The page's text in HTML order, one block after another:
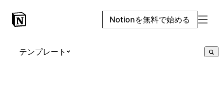
Notionを無料で始める
テンプレート